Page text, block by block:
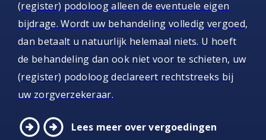
(register) podoloog alleen de eventuele eigen
bijdrage. Wordt uw behandeling volledig vergoed,
dan betaalt u natuurlijk helemaal niets. U hoeft
de behandeling dan ook niet voor te schieten, uw
(register) podoloog declareert rechtstreeks bij
uw zorgverzekeraar.
arrow_circle_rightarrow_circle_right Lees meer over vergoedingen